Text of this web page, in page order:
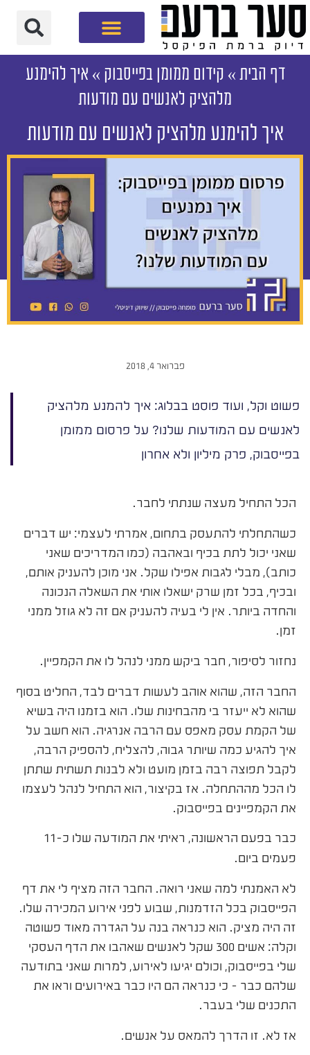
דף הבית» קידום ממומן בפייסבוק » איך להימנע
מלהציק לאנשים עם מודעות
איך להימנע מלהציק לאנשים עם מודעות
פברואר 4, 2018
פשוט וקל, ועוד פוסט בבלוג: איך להמנע מלהציק
לאנשים עם המודעות שלנו? על פרסום ממומן
בפייסבוק, פרק מיליון ולא אחרון
הכל התחיל מעצה שנתתי לחבר.
כשהתחלתי להתעסק בתחום, אמרתי לעצמי: יש דברים
שאני יכול לתת בכיף ובאהבה (כמו המדריכים שאני
כותב), מבלי לגבות אפילו שקל. אני מוכן להעניק אותם,
ובכיף, בכל זמן שרק ישאלו אותי את השאלה הנכונה
והחדה ביותר. אין לי בעיה להעניק אם זה לא גוזל ממני
זמן.
נחזור לסיפור, חבר ביקש ממני לנהל לו את הקמפיין.
החבר הזה, שהוא אוהב לעשות דברים לבד, החליט בסוף
שהוא לא ייעזר בי מהבחינות שלו. הוא בזמנו היה בשיא
של הקמת עסק מאפס עם הרבה אנרגיה. הוא חשב על
איך להגיע כמה שיותר גבוה, להצליח, להספיק הרבה,
לקבל תפוצה רבה בזמן מועט ולא לבנות תשתית שתתן
לו הכל מההתחלה. אז בקיצור, הוא התחיל לנהל לעצמו
את הקמפיינים בפייסבוק.
כבר בפעם הראשונה, ראיתי את המודעה שלו כ-11
פעמים ביום.
לא האמנתי למה שאני רואה. החבר הזה מציף לי את דף
הפייסבוק בכל הזדמנות, שבוע לפני אירוע המכירה שלו.
זה היה מציק. הוא כנראה בנה על הגדרה מאוד פשוטה
וקלה: אשים 300 שקל לאנשים שאהבו את הדף העסקי
שלי בפייסבוק, וכולם יגיעו לאירוע, למרות שאני בתודעה
שלהם כבר – כי כנראה הם היו כבר באירועים וראו את
התכנים שלי בעבר.
אז לא. זו הדרך להמאס על אנשים.